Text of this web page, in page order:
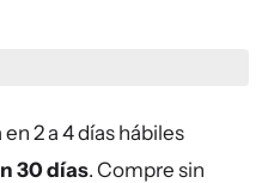
2 a 4 días hábiles
30 días. Compre sin